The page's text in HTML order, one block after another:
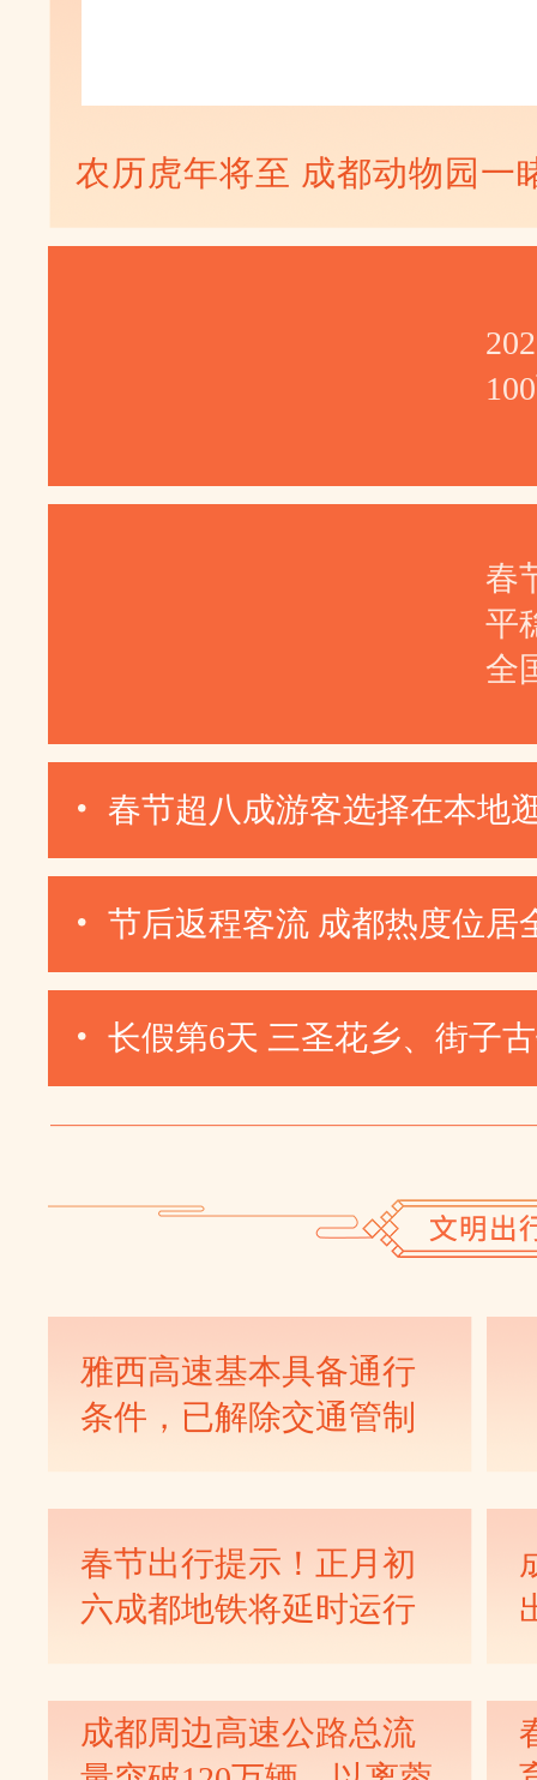
农历虎年将至 成都动物园一
春
平
全
春节超八成游客选择在本地
节后返程客流 成都热度位居
长假第6天 三圣花乡、街子
雅西高速基本具备通行
条件，已解除交通管制
春节出行提示！正月初
六成都地铁将延时运行
成都周边高速公路总流